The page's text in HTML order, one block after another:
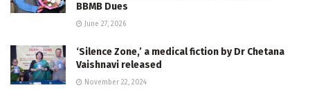
BBMB Dues
June 27, 2026
‘Silence Zone,’ a medical fiction by Dr Chetana
Vaishnavi released
November 22, 2024